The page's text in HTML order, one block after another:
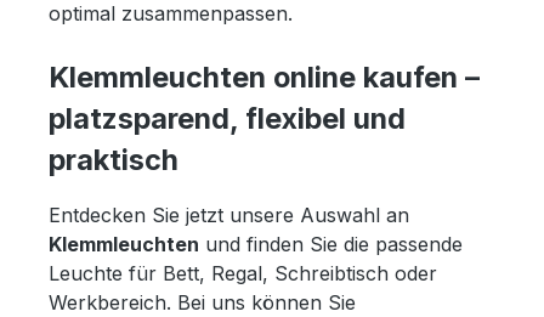
optimal zusammenpassen.
Klemmleuchten online kaufen –
platzsparend, flexibel und
praktisch
Entdecken Sie jetzt unsere Auswahl an
Klemmleuchten und finden Sie die passende
Leuchte für Bett, Regal, Schreibtisch oder
Werkbereich. Bei uns können Sie